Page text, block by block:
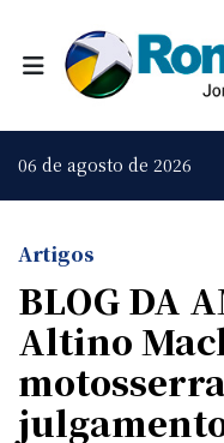
06 de agosto de 2026
Artigos
BLOG DA
Altino